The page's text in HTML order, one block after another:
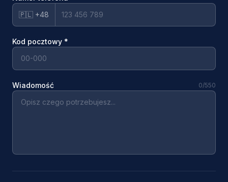
🇵🇱 +48
Kod pocztowy *
Wiadomość 0/550